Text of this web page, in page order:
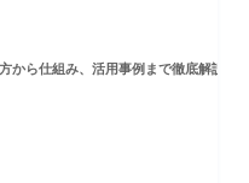
から仕組み、活用事例まで徹底解説